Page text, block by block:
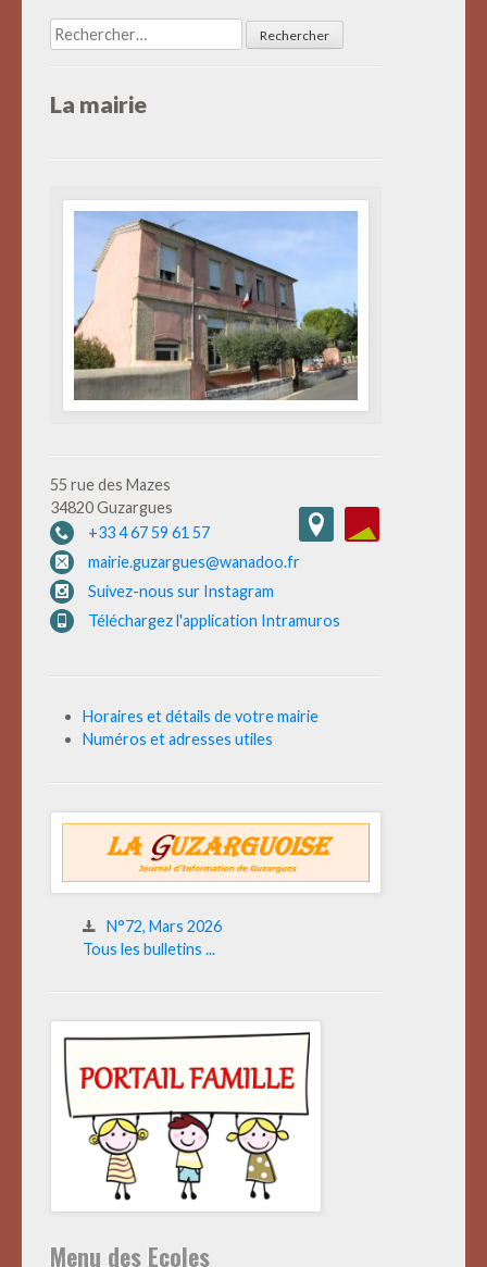
Rechercher :
La mairie
55 rue des Mazes
34820 Guzargues
+33 4 67 59 61 57
mairie.guzargues@wanadoo.fr
Suivez-nous sur Instagram
Téléchargez l'application Intramuros
Horaires et détails de votre mairie
Numéros et adresses utiles
N°72, Mars 2026
Tous les bulletins ...
Menu des Ecoles